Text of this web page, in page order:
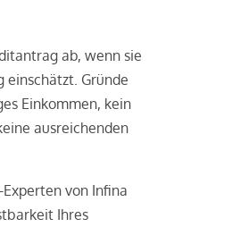
ab, wenn sie
einschätzt. Gründe
Einkommen, kein
ausreichenden
von Infina
Ihres